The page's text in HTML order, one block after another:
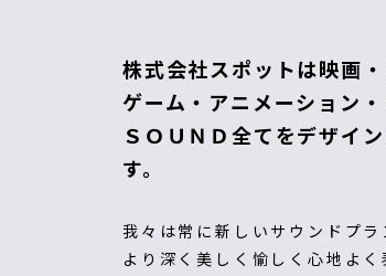
株式会社スポットは映画
ゲーム・アニメーション
ＳＯＵＮＤ全てをデザイ
す。
我々は常に新しいサウンドプ
より深く美しく愉しく心地よ